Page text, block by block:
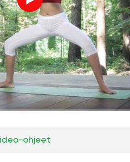
Ohjaajan ääni
kesäsade
vuoren hiljaisuus
merituuli
tuulen ääni
kevätmetsä
ohjeet